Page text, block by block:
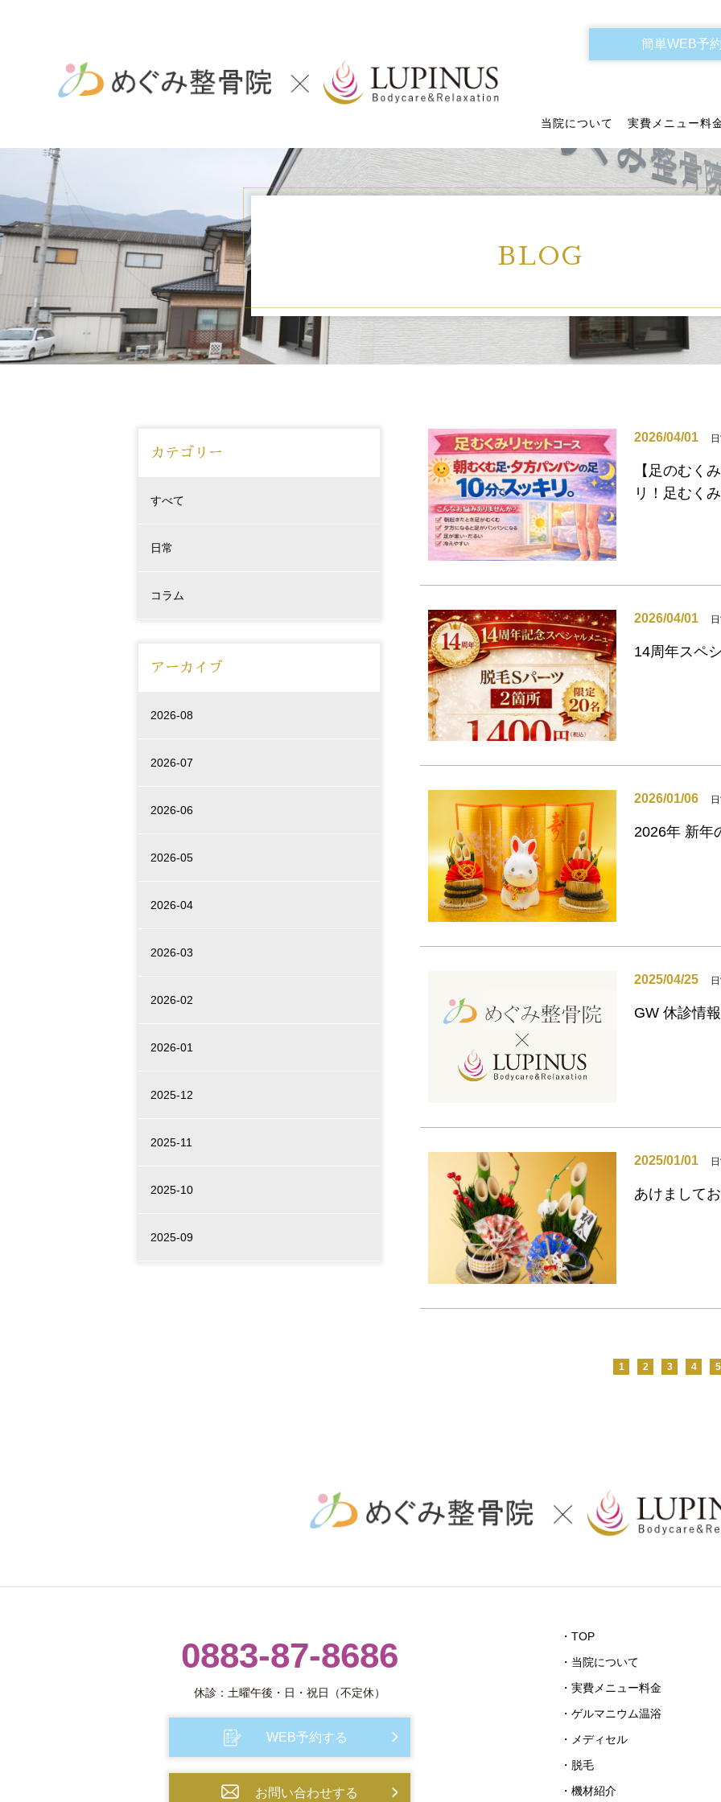
簡単WEB予約
当院について 実費メニュー料
BLOG
2026/04/01
【足のむく
リ！足むく
2026/04/01
14周年スペ
2026/01/06
2026年 新年
2025/04/25
GW 休診情報
2025/01/01
あけまして
1 2 3 4 5
カテゴリー
すべて
日常
コラム
アーカイブ
2026-08
2026-07
2026-06
2026-05
2026-04
2026-03
2026-02
2026-01
2025-12
2025-11
2025-10
2025-09
0883-87-8686
休診：土曜午後・日・祝日（不定休）
WEB予約する
お問い合わせする
・TOP
・当院について
・実費メニュー料金
・ゲルマニウム温浴
・メディセル
・脱毛
・機材紹介